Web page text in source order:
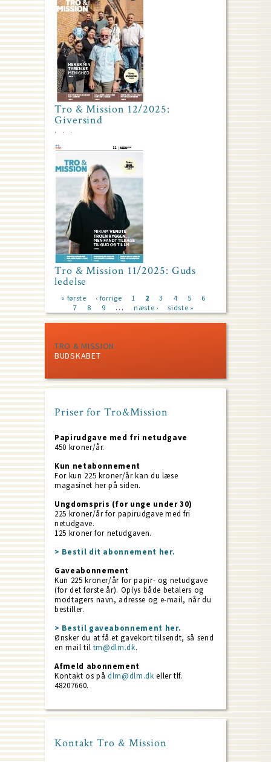
Tro & Mission 12/2025:
Giversind
Tro & Mission 11/2025: Guds
ledelse
Pagination
First
page
« første
Previous
page
‹ forrige Page
1
Current
page
2 Page
3 Page
4 Page
5 Page
6
7
Page
8 Page
9 …
Next
page
næste ›
Last
page
sidste »
TRO & MISSION
BUDSKABET
Priser for Tro&Mission
Papirudgave med fri netudgave
450 kroner/år.
Kun netabonnement
For kun 225 kroner/år kan du læse
magasinet her på siden.
Ungdomspris (for unge under 30)
225 kroner/år for papirudgave med fri
netudgave.
125 kroner for netudgaven.
> Bestil dit abonnement her.
Gaveabonnement
Kun 225 kroner/år for papir- og netudgave
(for det første år). Oplys både betalers og
modtagers navn, adresse og e-mail, når du
bestiller.
> Bestil gaveabonnement her.
Ønsker du at få et gavekort tilsendt, så send
en mail til tm@dlm.dk.
Afmeld abonnement
Kontakt os pådlm@dlm.dk eller tlf.
48207660.
Kontakt Tro & Mission